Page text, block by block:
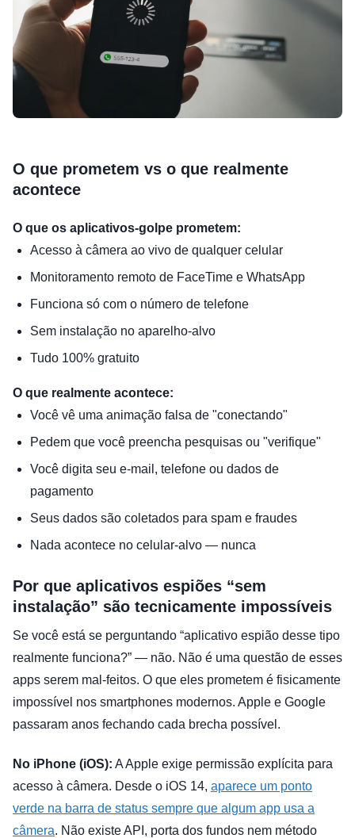
O que prometem vs o que realmente
acontece
O que os aplicativos-golpe prometem:
Acesso à câmera ao vivo de qualquer celular
Monitoramento remoto de FaceTime e WhatsApp
Funciona só com o número de telefone
Sem instalação no aparelho-alvo
Tudo 100% gratuito
O que realmente acontece:
Você vê uma animação falsa de "conectando"
Pedem que você preencha pesquisas ou "verifique"
Você digita seu e-mail, telefone ou dados de
pagamento
Seus dados são coletados para spam e fraudes
Nada acontece no celular-alvo — nunca
Por que aplicativos espiões “sem
instalação” são tecnicamente impossíveis
Se você está se perguntando “aplicativo espião desse tipo
realmente funciona?” — não. Não é uma questão de esses
apps serem mal-feitos. O que eles prometem é fisicamente
impossível nos smartphones modernos. Apple e Google
passaram anos fechando cada brecha possível.
No iPhone (iOS): A Apple exige permissão explícita para
acesso à câmera. Desde o iOS 14, aparece um ponto
verde na barra de status sempre que algum app usa a
câmera. Não existe API, porta dos fundos nem método